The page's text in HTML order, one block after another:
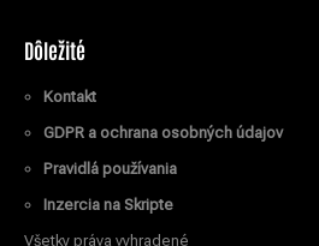
Dôležité
Kontakt
GDPR a ochrana osobných údajov
Pravidlá používania
Inzercia na Skripte
Všetky práva vyhradené